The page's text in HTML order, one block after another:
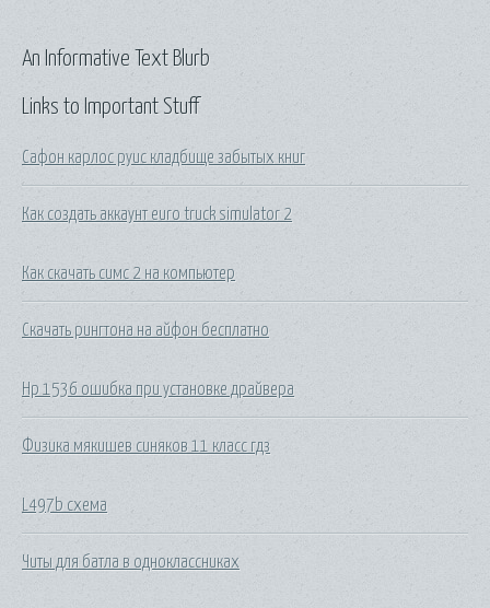
Links to Important Stuff
Сафон карлос руис кладбище забытых книг
Как создать аккаунт euro truck simulator 2
Как скачать симс 2 на компьютер
Скачать рингтона на айфон бесплатно
Hp 1536 ошибка при установке драйвера
Физика мякишев синяков 11 класс гдз
L497b схема
Читы для батла в одноклассниках
An Informative Text Blurb